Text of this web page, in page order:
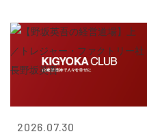
2026.07.30